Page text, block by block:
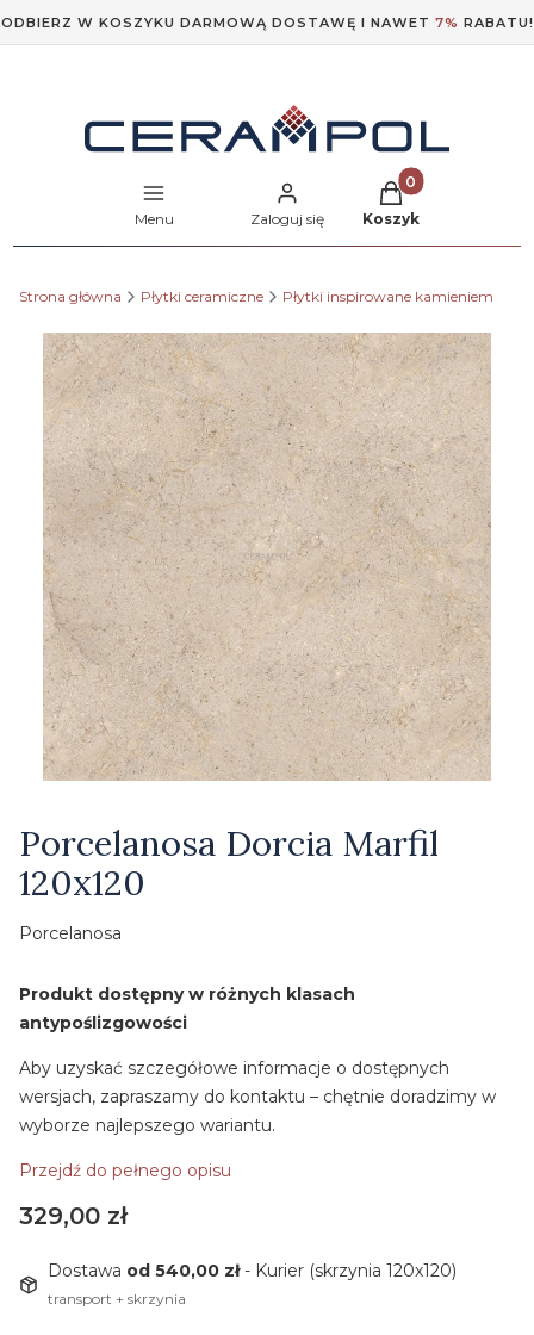
ODBIERZ W KOSZYKU DARMOWĄ DOSTAWĘ I NAWET 7% RABATU!
Menu Zaloguj się
Produkty w
Koszyk
Strona główna Płytki ceramiczne Płytki inspirowane kamieniem
Porcelanosa Dorcia Marfil
120x120
Porcelanosa
Produkt dostępny w różnych klasach
antypoślizgowości
Aby uzyskać szczegółowe informacje o dostępnych
wersjach, zapraszamy do kontaktu – chętnie doradzimy w
wyborze najlepszego wariantu.
Przejdź do pełnego opisu
Cena
329,00 zł
Dostawa od 540,00 zł- Kurier (skrzynia 120x120)
transport + skrzynia